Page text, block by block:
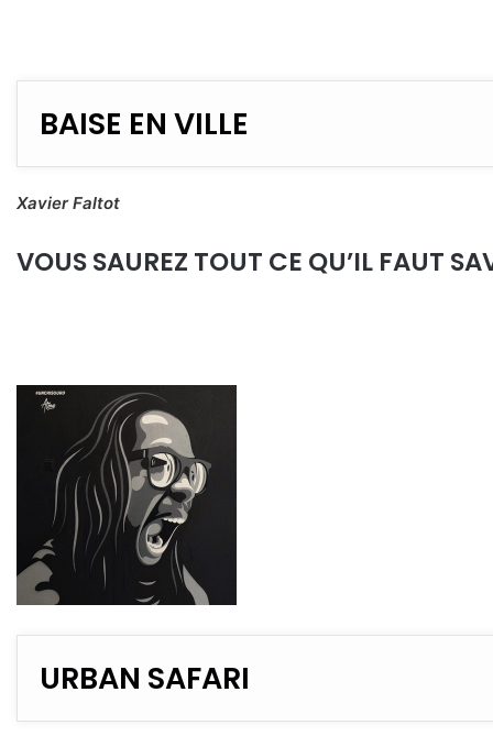
BAISE EN VILLE
Xavier Faltot
VOUS SAUREZ TOUT CE QU’IL FAUT
URBAN SAFARI